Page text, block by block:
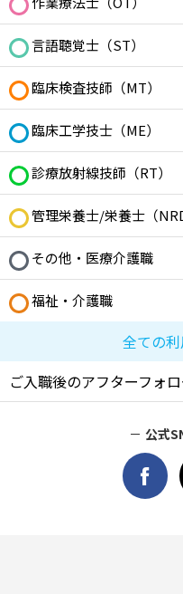
言語聴覚士（ST）
臨床検査技師（MT）
臨床工学技士（ME）
診療放射線技師（RT）
管理栄養士/栄養士（
その他・医療介護職
福祉・介護職
全ての
ご入職後のアフターフォ
公式